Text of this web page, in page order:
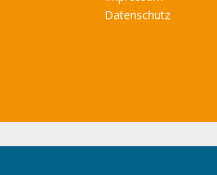
Datenschutz